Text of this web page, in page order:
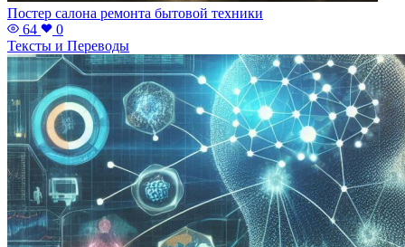
Постер салона ремонта бытовой техники
64
0
Тексты и Переводы